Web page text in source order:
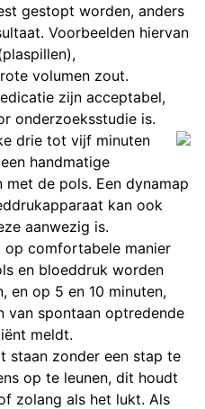
gestopt worden, anders
Voorbeelden hiervan
volumen zout.
zijn acceptabel,
onderzoeksstudie is.
drie tot vijf minuten
handmatige
met de pols. Een dynamap
kan ook
aanwezig is.
op comfortabele manier
en bloeddruk worden
en op 5 en 10 minuten,
van spontaan optredende
meldt.
staan zonder een stap te
op te leunen, dit houdt
zolang als het lukt. Als